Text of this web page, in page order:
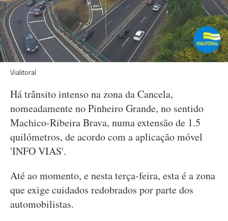
Vialitoral
Há trânsito intenso na zona da Cancela,
nomeadamente no Pinheiro Grande, no sentido
Machico-Ribeira Brava, numa extensão de 1.5
quilómetros, de acordo com a aplicação móvel
'INFO VIAS'.
Até ao momento, e nesta terça-feira, esta é a zona
que exige cuidados redobrados por parte dos
automobilistas.